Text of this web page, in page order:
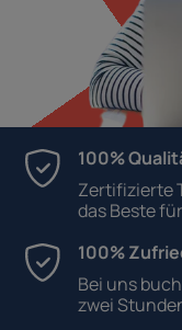
100%
Zertifizierte
das Beste
100%
Bei uns
zwei